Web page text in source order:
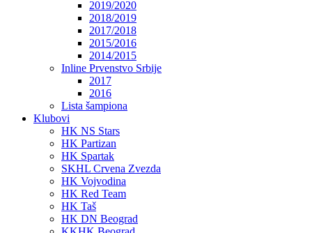
2019/2020
2018/2019
2017/2018
2015/2016
2014/2015
Inline Prvenstvo Srbije
2017
2016
Lista šampiona
Klubovi
HK NS Stars
HK Partizan
HK Spartak
SKHL Crvena Zvezda
HK Vojvodina
HK Red Team
HK Taš
HK DN Beograd